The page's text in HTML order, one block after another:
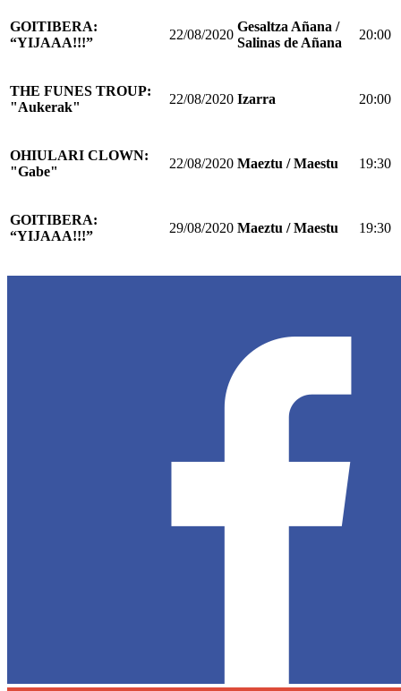
GOITIBERA:
“YIJAAA!!!”
22/08/2020
Gesaltza Añana /
Salinas de Añana
20:00
THE FUNES TROUP:
"Aukerak"
22/08/2020 Izarra 20:00
OHIULARI CLOWN:
"Gabe"
22/08/2020 Maeztu / Maestu 19:30
GOITIBERA:
“YIJAAA!!!”
29/08/2020 Maeztu / Maestu 19:30